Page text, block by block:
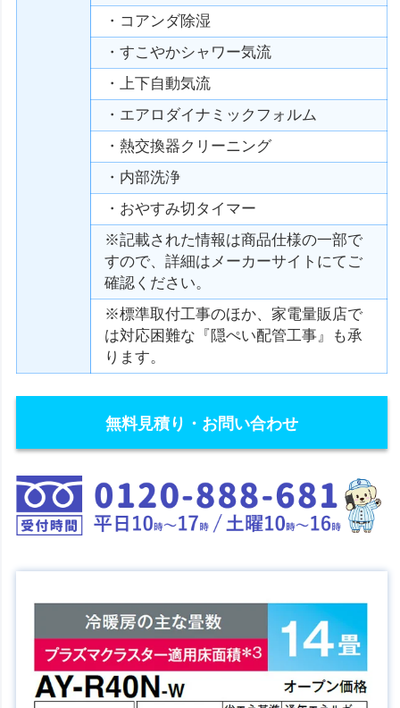
・コアンダ除湿
・すこやかシャワー気流
・上下自動気流
・エアロダイナミックフォルム
・熱交換器クリーニング
・内部洗浄
・おやすみ切タイマー
※記載された情報は商品仕様の一部で
すので、詳細はメーカーサイトにてご
確認ください。
※標準取付工事のほか、家電量販店で
は対応困難な『隠ぺい配管工事』も承
ります。
無料見積り・お問い合わせ